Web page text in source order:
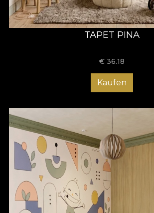
TAPET PINA
€ 36.18
Kaufen